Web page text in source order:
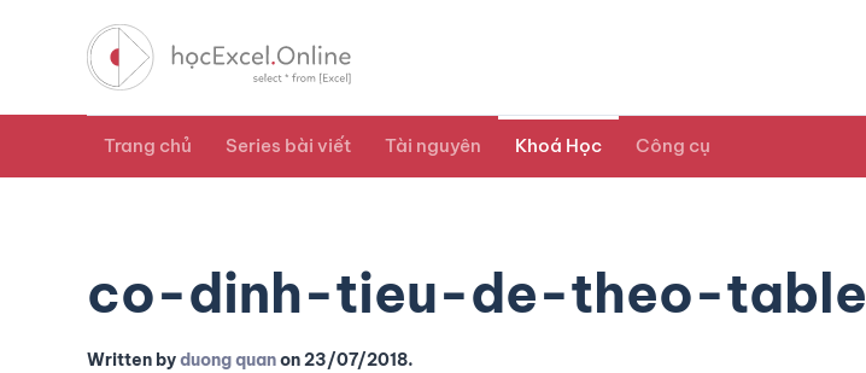
Trang chủ Series bài viết Tài nguyên Khoá Học Công cụ
co-dinh-tieu-de-theo-table
Written byduong quanon23/07/2018.